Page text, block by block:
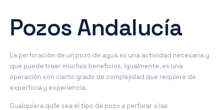
Pozos Andalucía
La perforación de un pozo de agua es una actividad necesaria y
que puede traer muchos beneficios. Igualmente, es una
operación con cierto grado de complejidad que requiere de
experticia y experiencia.
Cualquiera qu1e sea el tipo de pozo a perforar o las